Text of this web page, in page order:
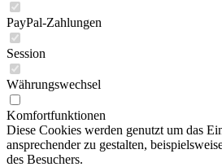
PayPal-Zahlungen
Session
Währungswechsel
Komfortfunktionen
Diese Cookies werden genutzt um das
ansprechender zu gestalten,
des Besuchers.